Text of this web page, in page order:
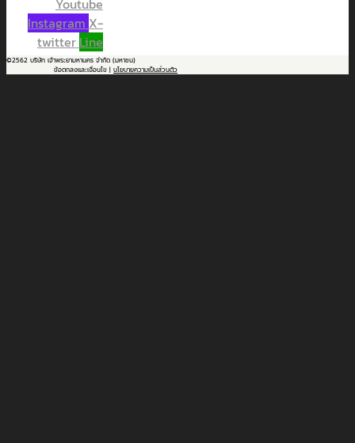
Youtube
Instagram X-
twitter Line
©2562 บริษัท เจ้าพระยามหานคร จำกัด (มหาชน)
ข้อตกลงและเงื่อนไข | นโยบายความเป็นส่วนตัว